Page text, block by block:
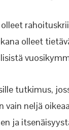
olleet
tutkimus,
neljä
ja